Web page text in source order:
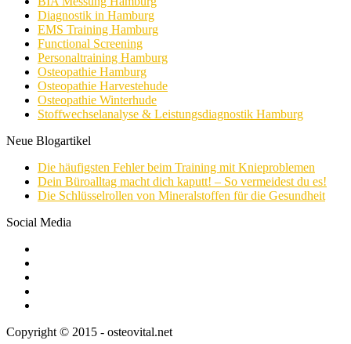
Diagnostik in Hamburg
EMS Training Hamburg
Functional Screening
Personaltraining Hamburg
Osteopathie Hamburg
Osteopathie Harvestehude
Osteopathie Winterhude
Stoffwechselanalyse & Leistungsdiagnostik Hamburg
Neue Blogartikel
Die häufigsten Fehler beim Training mit Knieproblemen
Dein Büroalltag macht dich kaputt! – So vermeidest du es!
Die Schlüsselrollen von Mineralstoffen für die Gesundheit
Social Media
Copyright © 2015 - osteovital.net